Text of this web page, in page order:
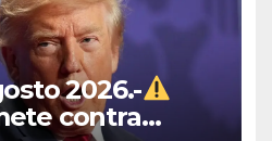
2026.-
contra